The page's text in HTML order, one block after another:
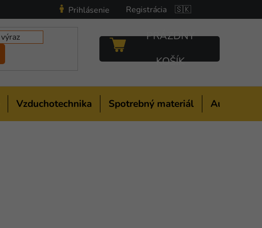
Prihlásenie Registrácia 🇸🇰
NÁKUPNÝ
KOŠÍK
PRÁZDNY
KOŠÍK
Vzduchotechnika Spotrebný materiál Auto-moto